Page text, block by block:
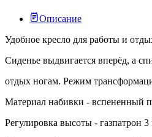
Описание
Удобное кресло для работы и
Сиденье выдвигается вперёд, а
отдых ногам. Режим
Материал набивки - вспененный
Регулировка высоты - газпатрон